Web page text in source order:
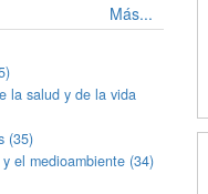
Más...
la salud y de la vida
(35)
el medioambiente (34)